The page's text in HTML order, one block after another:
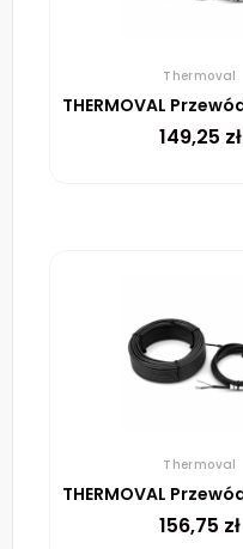
Thermoval
149,25 zł
Thermoval
156,75 zł